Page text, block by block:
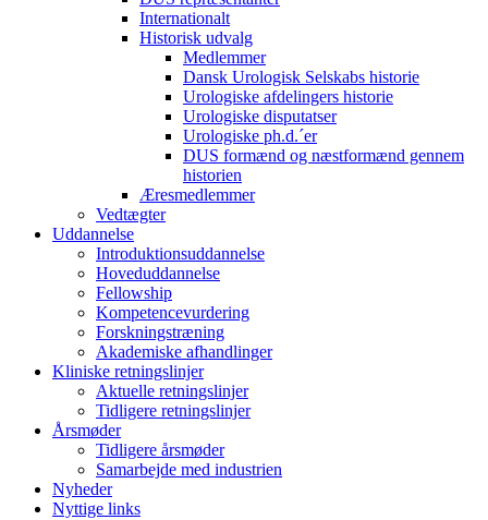
Internationalt
Historisk udvalg
Medlemmer
Dansk Urologisk Selskabs historie
Urologiske afdelingers historie
Urologiske disputatser
Urologiske ph.d.´er
DUS formænd og næstformænd gennem
historien
Æresmedlemmer
Vedtægter
Uddannelse
Introduktionsuddannelse
Hoveduddannelse
Fellowship
Kompetencevurdering
Forskningstræning
Akademiske afhandlinger
Kliniske retningslinjer
Aktuelle retningslinjer
Tidligere retningslinjer
Årsmøder
Tidligere årsmøder
Samarbejde med industrien
Nyheder
Nyttige links